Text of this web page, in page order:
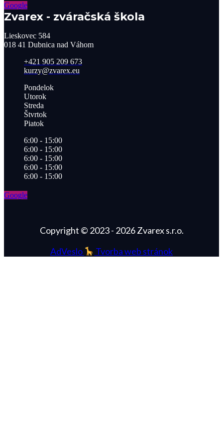
Google
Zvarex - zváračská škola
Lieskovec 584
018 41 Dubnica nad Váhom​
+421 905 209 673​
kurzy@zvarex.eu
Pondelok
Utorok
Streda
Štvrtok
Piatok
6:00 - 15:00
6:00 - 15:00
6:00 - 15:00
6:00 - 15:00
6:00 - 15:00
Google
Copyright © 2023 - 2026 Zvarex s.r.o.
AdVeslo
Tvorba web stránok